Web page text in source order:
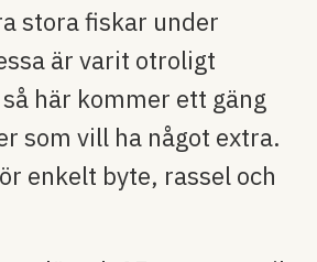
stora fiskar under
är varit otroligt
här kommer ett gäng
som vill ha något extra.
enkelt byte, rassel och